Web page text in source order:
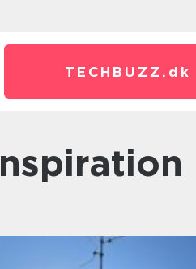
TECHBUZZ. dk
inspiration